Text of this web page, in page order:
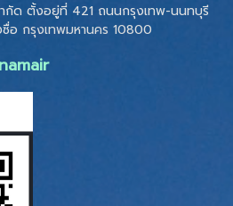
กัด ตั้งอยู่ที่ 421 ถนนกรุงเทพ-นนทบุรี
อ กรุงเทพมหานคร 10800